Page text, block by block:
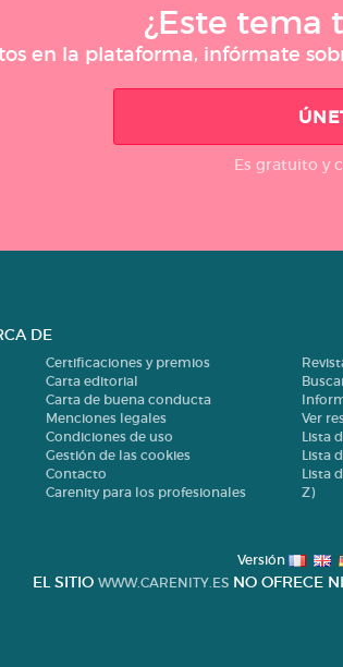
¿Este tema
en la plataforma, infórmate
Es gratuito y
DE
Certificaciones y premios
Carta editorial
Carta de buena conducta
Menciones legales
Condiciones de uso
Gestión de las cookies
Contacto
Carenity para los profesionales
Ver
Lista
Lista
Lista
Z)
Versión
EL SITIO WWW.CARENITY.ES NO OFRECE